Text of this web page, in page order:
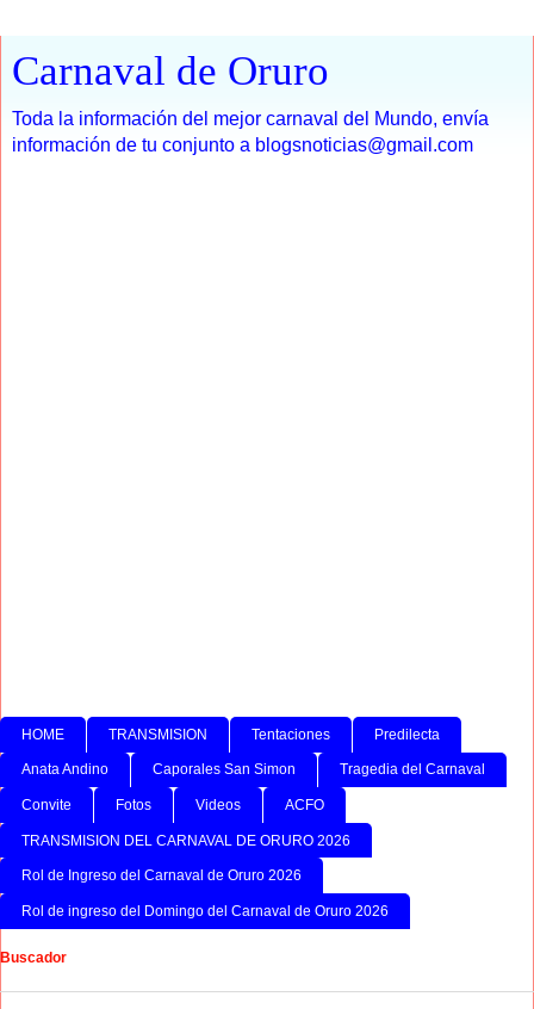
Carnaval de Oruro
Toda la información del mejor carnaval del Mundo, envía
información de tu conjunto a blogsnoticias@gmail.com
HOME TRANSMISION Tentaciones Predilecta
Anata Andino Caporales San Simon Tragedia del Carnaval
Convite Fotos Videos ACFO
TRANSMISION DEL CARNAVAL DE ORURO 2026
Rol de Ingreso del Carnaval de Oruro 2026
Rol de ingreso del Domingo del Carnaval de Oruro 2026
Buscador